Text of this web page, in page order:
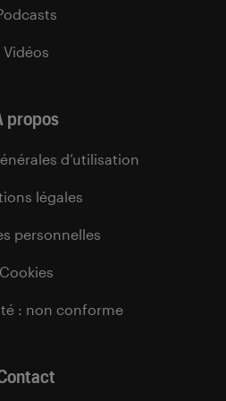
Vidéos
propos
d’utilisation
légales
personnelles
Cookies
: non conforme